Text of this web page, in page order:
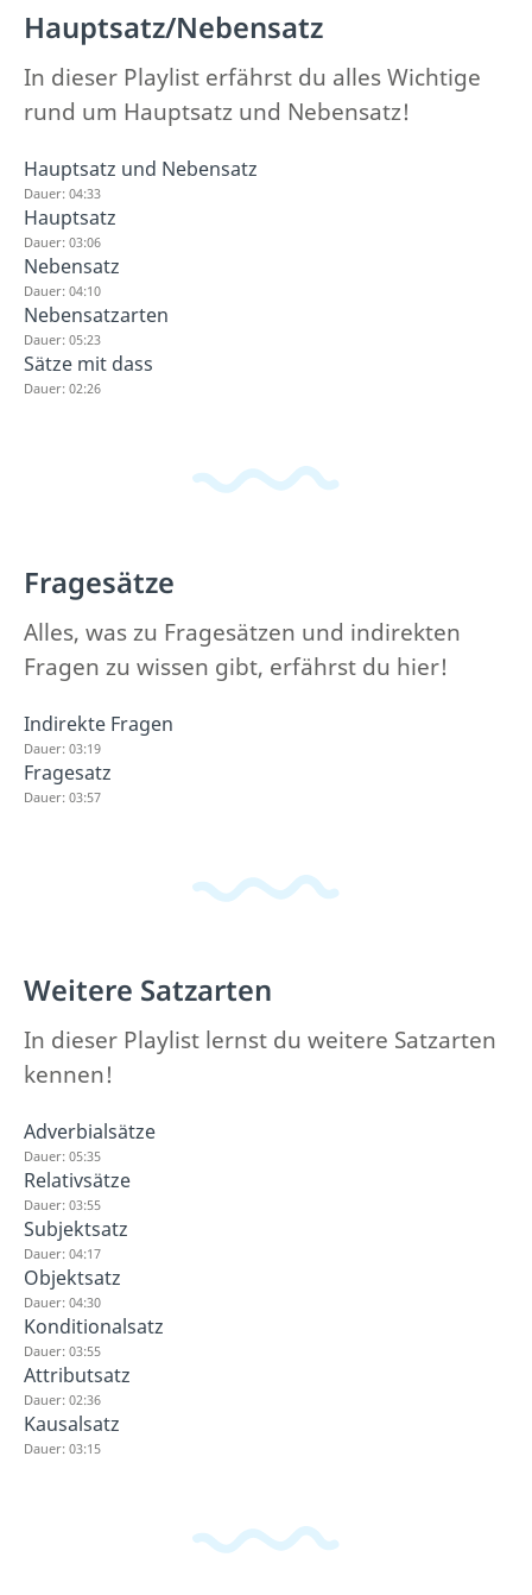
Hauptsatz/Nebensatz
In dieser Playlist erfährst du alles Wichtige
rund um Hauptsatz und Nebensatz!
Hauptsatz und Nebensatz
Dauer: 04:33
Hauptsatz
Dauer: 03:06
Nebensatz
Dauer: 04:10
Nebensatzarten
Dauer: 05:23
Sätze mit dass
Dauer: 02:26
Fragesätze
Alles, was zu Fragesätzen und indirekten
Fragen zu wissen gibt, erfährst du hier!
Indirekte Fragen
Dauer: 03:19
Fragesatz
Dauer: 03:57
Weitere Satzarten
In dieser Playlist lernst du weitere Satzarten
kennen!
Adverbialsätze
Dauer: 05:35
Relativsätze
Dauer: 03:55
Subjektsatz
Dauer: 04:17
Objektsatz
Dauer: 04:30
Konditionalsatz
Dauer: 03:55
Attributsatz
Dauer: 02:36
Kausalsatz
Dauer: 03:15